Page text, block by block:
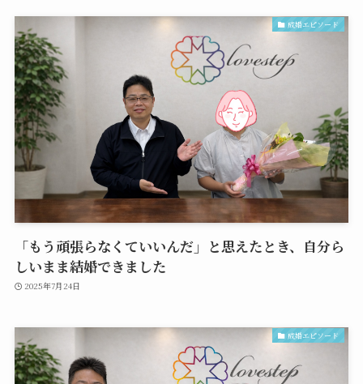
成婚エピソード
「もう頑張らなくていいんだ」と思えたとき、自分ら
しいまま結婚できました
2025年7月24日
成婚エピソード